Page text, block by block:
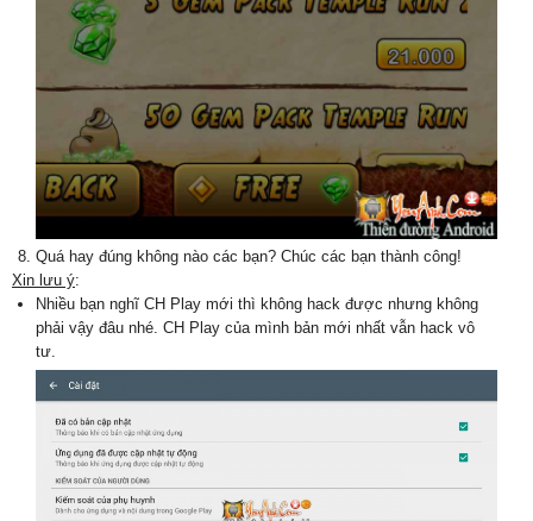
Quá hay đúng không nào các bạn? Chúc các bạn thành công!
Xin lưu ý:
Nhiều bạn nghĩ CH Play mới thì không hack được nhưng không
phải vậy đâu nhé. CH Play của mình bản mới nhất vẫn hack vô
tư.